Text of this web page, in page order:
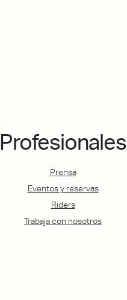
Profesionales
Prensa
Eventos y reservas
Riders
Trabaja con nosotros